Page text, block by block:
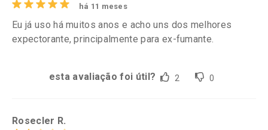
há 11 meses
Eu já uso há muitos anos e acho uns dos melhores
expectorante, principalmente para ex-fumante.
esta avaliação foi útil? 2 0
Rosecler R.